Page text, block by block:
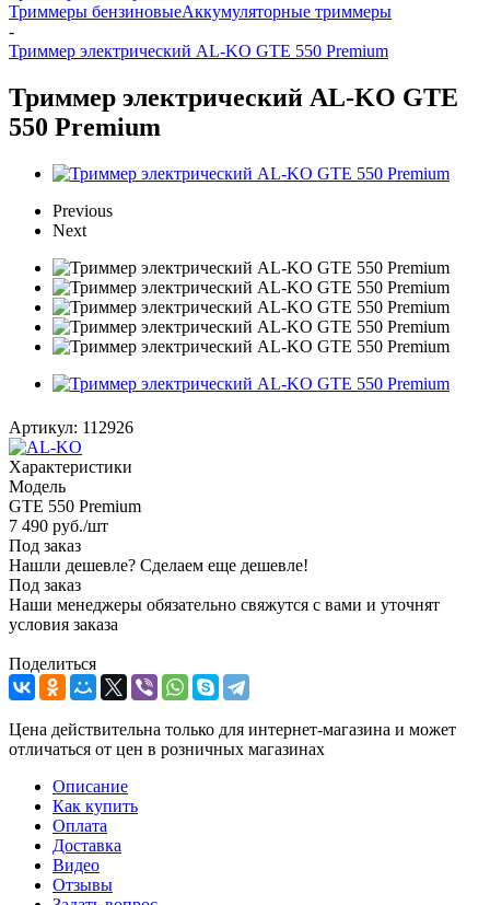
Триммеры бензиновыеАккумуляторные триммеры
-
Триммер электрический AL-KO GTE 550 Premium
Триммер электрический AL-KO GTE
550 Premium
Previous
Next
Артикул: 112926
Характеристики
Модель
GTE 550 Premium
7 490 руб./шт
Под заказ
Нашли дешевле? Сделаем еще дешевле!
Под заказ
Наши менеджеры обязательно свяжутся с вами и уточнят
условия заказа
Поделиться
Цена действительна только для интернет-магазина и может
отличаться от цен в розничных магазинах
Описание
Как купить
Оплата
Доставка
Видео
Отзывы